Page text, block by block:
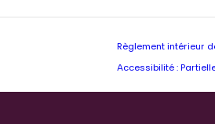
Règlement intérieur
Accessibilité :